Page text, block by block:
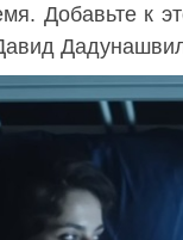
Добавьте к